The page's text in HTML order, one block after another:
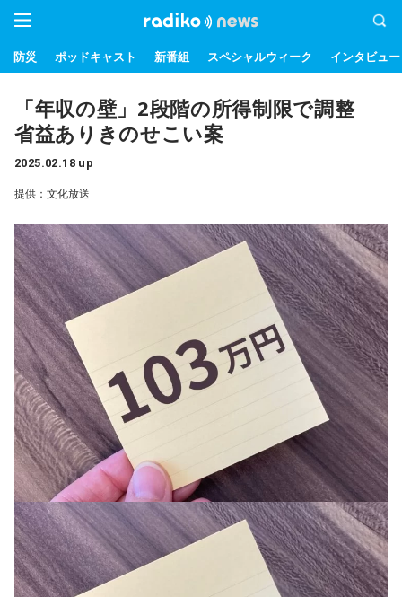
防災 ポッドキャスト 新番組 スペシャルウィーク インタビュー
「年収の壁」2段階の所得制限で調整
省益ありきのせこい案
2025.02.18 up
提供：文化放送